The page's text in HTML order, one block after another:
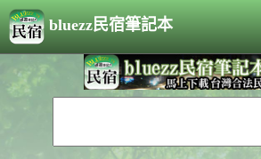
bluezz民宿筆記本